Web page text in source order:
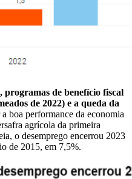
de benefício fiscal
de 2022) e a queda da
boa performance da economia
agrícola da primeira
o desemprego encerrou 2023
de 2015, em 7,5%.